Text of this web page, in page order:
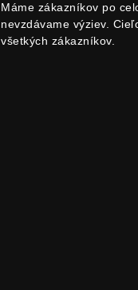
Dodávateľ
99,99 %
Máme zákazníkov po
nevzdávame výziev.
všetkých zákazníkov.